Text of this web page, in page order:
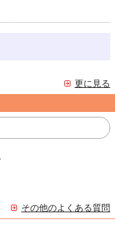
更に見る
その他のよくある質問